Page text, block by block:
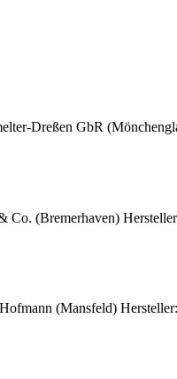
Dreßen GbR
Co. (Bremerhaven)
(Mansfeld)